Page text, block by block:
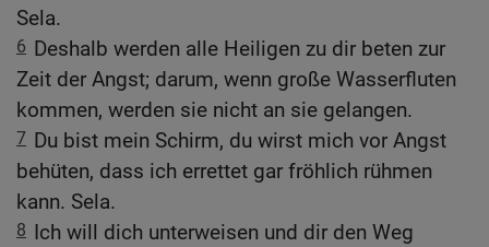
Sela.
6 Deshalb werden alle Heiligen zu dir beten zur
Zeit der Angst; darum, wenn große Wasserfluten
kommen, werden sie nicht an sie gelangen.
7 Du bist mein Schirm, du wirst mich vor Angst
behüten, dass ich errettet gar fröhlich rühmen
kann. Sela.
8 Ich will dich unterweisen und dir den Weg